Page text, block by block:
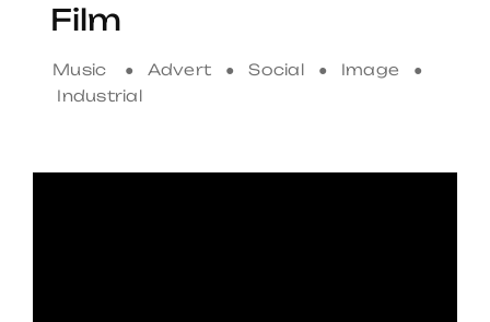
Film
Music ● Advert ● Social ● Image ●
Industrial